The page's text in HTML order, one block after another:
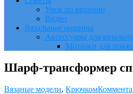
Урок по вязанию
Видео
Вязальные машины
Аксессуары для
Моталки для
Шарф-трансформер
Вязаные модели, Крючком